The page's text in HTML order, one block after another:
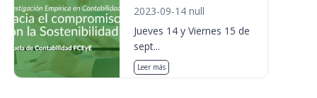
2023-09-14 null
Jueves 14 y Viernes 15 de
sept...
Leer más